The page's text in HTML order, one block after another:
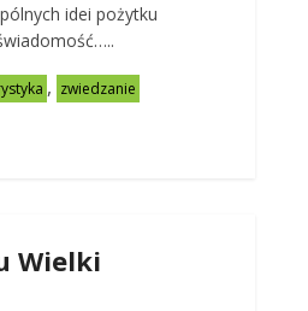
idei pożytku
, zwiedzanie
Wielki